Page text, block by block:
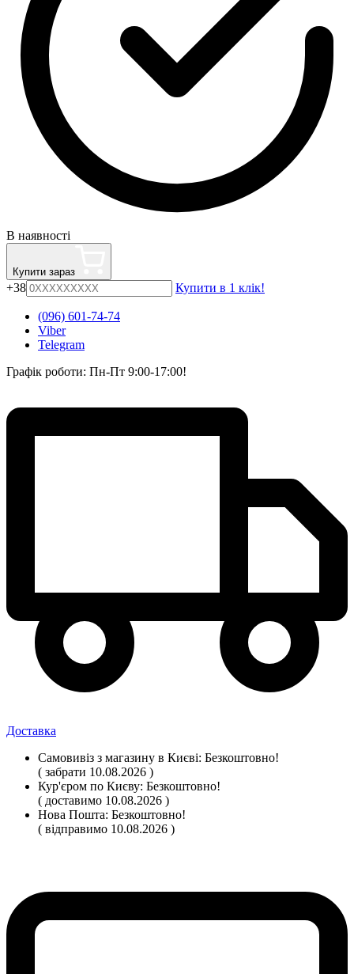
В наявності
Купити зараз
+38 Купити в 1 клік!
(096) 601-74-74
Viber
Telegram
Графік роботи: Пн-Пт 9:00-17:00!
Доставка
Самовивіз з магазину в Києві: Безкоштовно!
( забрати 10.08.2026 )
Кур'єром по Києву: Безкоштовно!
( доставимо 10.08.2026 )
Нова Пошта: Безкоштовно!
( відправимо 10.08.2026 )